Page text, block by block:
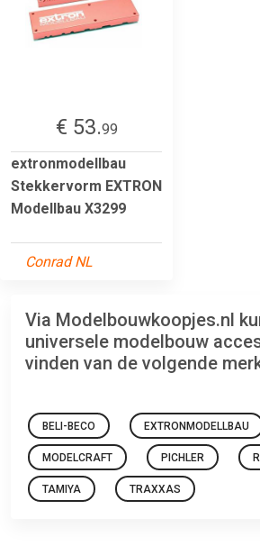
€ 53.99
extronmodellbau
Stekkervorm EXTRON
Modellbau X3299
Conrad NL
Via Modelbouwkoopjes.nl
universele modelbouw
vinden van de volgende
BELI-BECO EXTRONMODELLBAU
MODELCRAFT PICHLER
TAMIYA TRAXXAS